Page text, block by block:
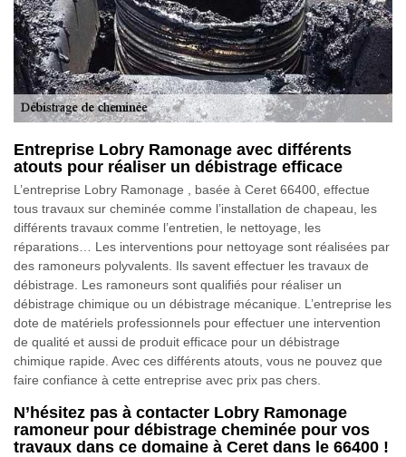
Entreprise Lobry Ramonage avec différents
atouts pour réaliser un débistrage efficace
L’entreprise Lobry Ramonage , basée à Ceret 66400, effectue
tous travaux sur cheminée comme l’installation de chapeau, les
différents travaux comme l’entretien, le nettoyage, les
réparations… Les interventions pour nettoyage sont réalisées par
des ramoneurs polyvalents. Ils savent effectuer les travaux de
débistrage. Les ramoneurs sont qualifiés pour réaliser un
débistrage chimique ou un débistrage mécanique. L’entreprise les
dote de matériels professionnels pour effectuer une intervention
de qualité et aussi de produit efficace pour un débistrage
chimique rapide. Avec ces différents atouts, vous ne pouvez que
faire confiance à cette entreprise avec prix pas chers.
N’hésitez pas à contacter Lobry Ramonage
ramoneur pour débistrage cheminée pour vos
travaux dans ce domaine à Ceret dans le 66400 !